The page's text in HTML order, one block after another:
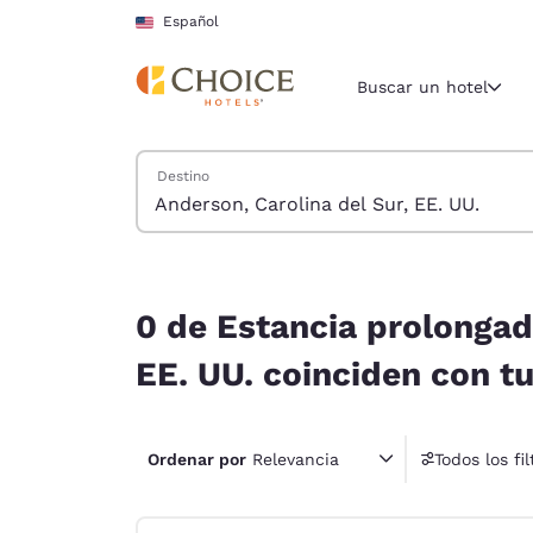
Pasar A Contenido Principal
Español
Región y
Estados
América
United
América
Buscar un hotel
Buscar hoteles
Destino
0 de Estancia
EE. UU. coinciden con
Ordenar por Relevancia Todos los
4